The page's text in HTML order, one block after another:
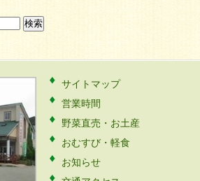
サイトマップ
営業時間
野菜直売・お土産
おむすび・軽食
お知らせ